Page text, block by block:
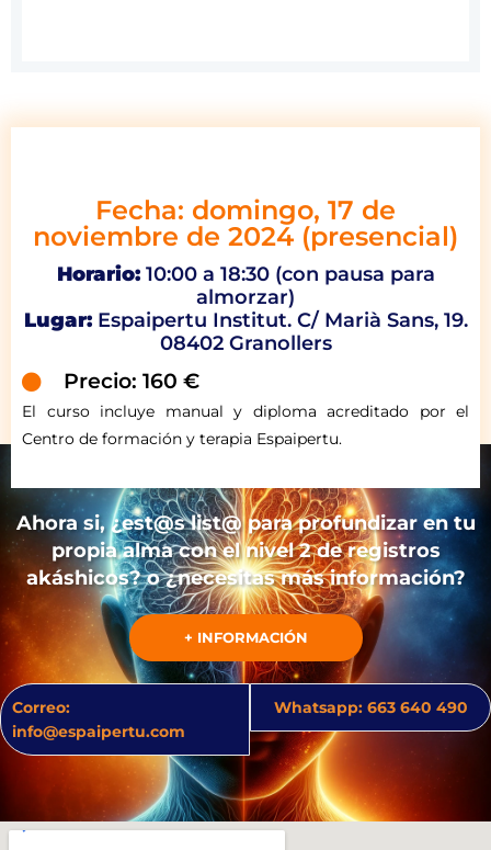
Fecha: domingo, 17 de
noviembre de 2024 (presencial)
Horario:10:00 a 18:30 (con pausa para
almorzar)
Lugar: Espaipertu Institut. C/ Marià Sans, 19.
08402 Granollers
Precio: 160 €
El curso incluye manual y diploma acreditado por el
Centro de formación y terapia Espaipertu.
Ahora si, ¿est@s list@ para profundizar en tu
propia alma con el nivel 2 de registros
akáshicos? o ¿necesitas más información?
+ INFORMACIÓN
Correo:
info@espaipertu.com
Whatsapp: 663 640 490